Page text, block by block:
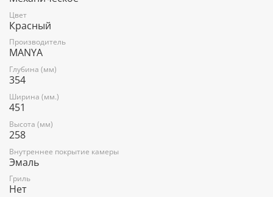
Мощность микроволн 700 Вт
Режимы приготовления Разогрев, разморозка,
приготовление
Внутренний объём 20 л
Вес 10,2 кг
Цвет
Красный
Производитель
MANYA
Глубина (мм)
354
Ширина (мм.)
451
Высота (мм)
258
Внутреннее покрытие камеры
Эмаль
Гриль
Нет